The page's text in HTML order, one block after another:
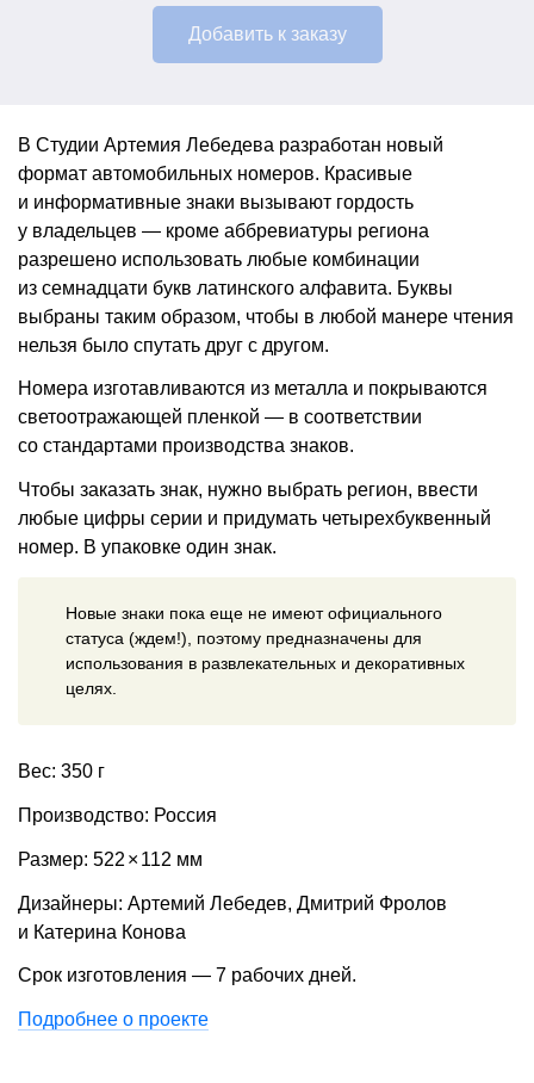
Добавить к заказу
В Студии Артемия Лебедева разработан новый
формат автомобильных номеров. Красивые
и информативные знаки вызывают гордость
у владельцев — кроме аббревиатуры региона
разрешено использовать любые комбинации
из семнадцати букв латинского алфавита. Буквы
выбраны таким образом, чтобы в любой манере чтения
нельзя было спутать друг с другом.
Номера изготавливаются из металла и покрываются
светоотражающей пленкой — в соответствии
со стандартами производства знаков.
Чтобы заказать знак, нужно выбрать регион, ввести
любые цифры серии и придумать четырехбуквенный
номер. В упаковке один знак.
Новые знаки пока еще не имеют официального
статуса (ждем!), поэтому предназначены для
использования в развлекательных и декоративных
целях.
Вес: 350 г
Производство: Россия
Размер: 522 × 112 мм
Дизайнеры: Артемий Лебедев, Дмитрий Фролов
и Катерина Конова
Срок изготовления — 7 рабочих дней.
Подробнее о проекте